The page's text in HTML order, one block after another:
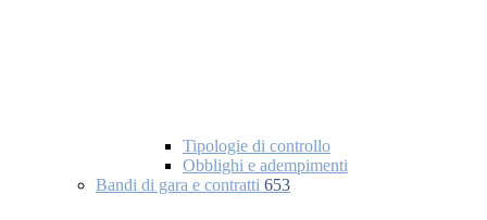
Tipologie di controllo
Obblighi e adempimenti
Bandi di gara e contratti 653